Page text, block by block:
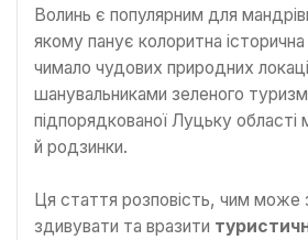
Волинь є популярним для
якому панує колоритна
чимало чудових природних
шанувальниками зеленого
підпорядкованої Луцьку області
й родзинки.
Ця стаття розповість, чим може
здивувати та вразити